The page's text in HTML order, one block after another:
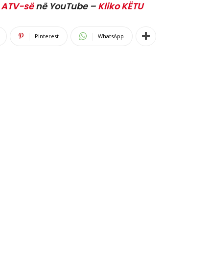
ATV-sënë YouTube – Kliko KËTU
Pinterest WhatsApp